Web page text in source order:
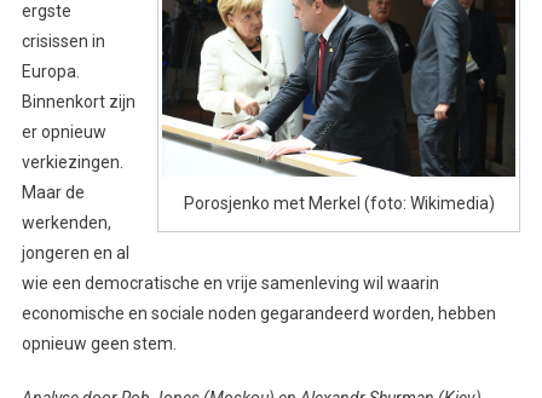
Porosjenko met Merkel (foto: Wikimedia)
ergste
crisissen in
Europa.
Binnenkort zijn
er opnieuw
verkiezingen.
Maar de
werkenden,
jongeren en al
wie een democratische en vrije samenleving wil waarin
economische en sociale noden gegarandeerd worden, hebben
opnieuw geen stem.